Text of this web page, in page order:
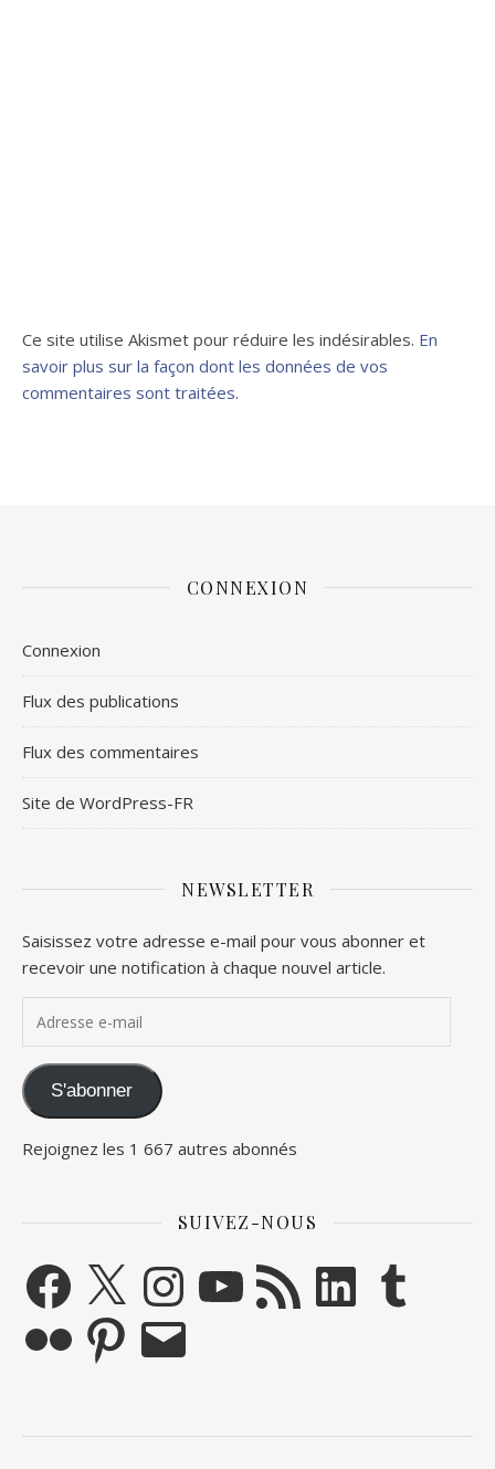
Ce site utilise Akismet pour réduire les indésirables. En
savoir plus sur la façon dont les données de vos
commentaires sont traitées.
CONNEXION
Connexion
Flux des publications
Flux des commentaires
Site de WordPress-FR
NEWSLETTER
Saisissez votre adresse e-mail pour vous abonner et
recevoir une notification à chaque nouvel article.
S'abonner
Rejoignez les 1 667 autres abonnés
SUIVEZ-NOUS
Facebook
X InstagramYouTubeFlux RSSLinkedIn Tumblr
PinterestE-mail